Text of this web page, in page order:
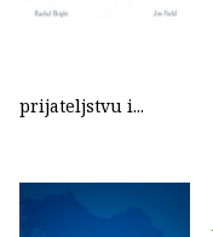
prijateljstvu i...